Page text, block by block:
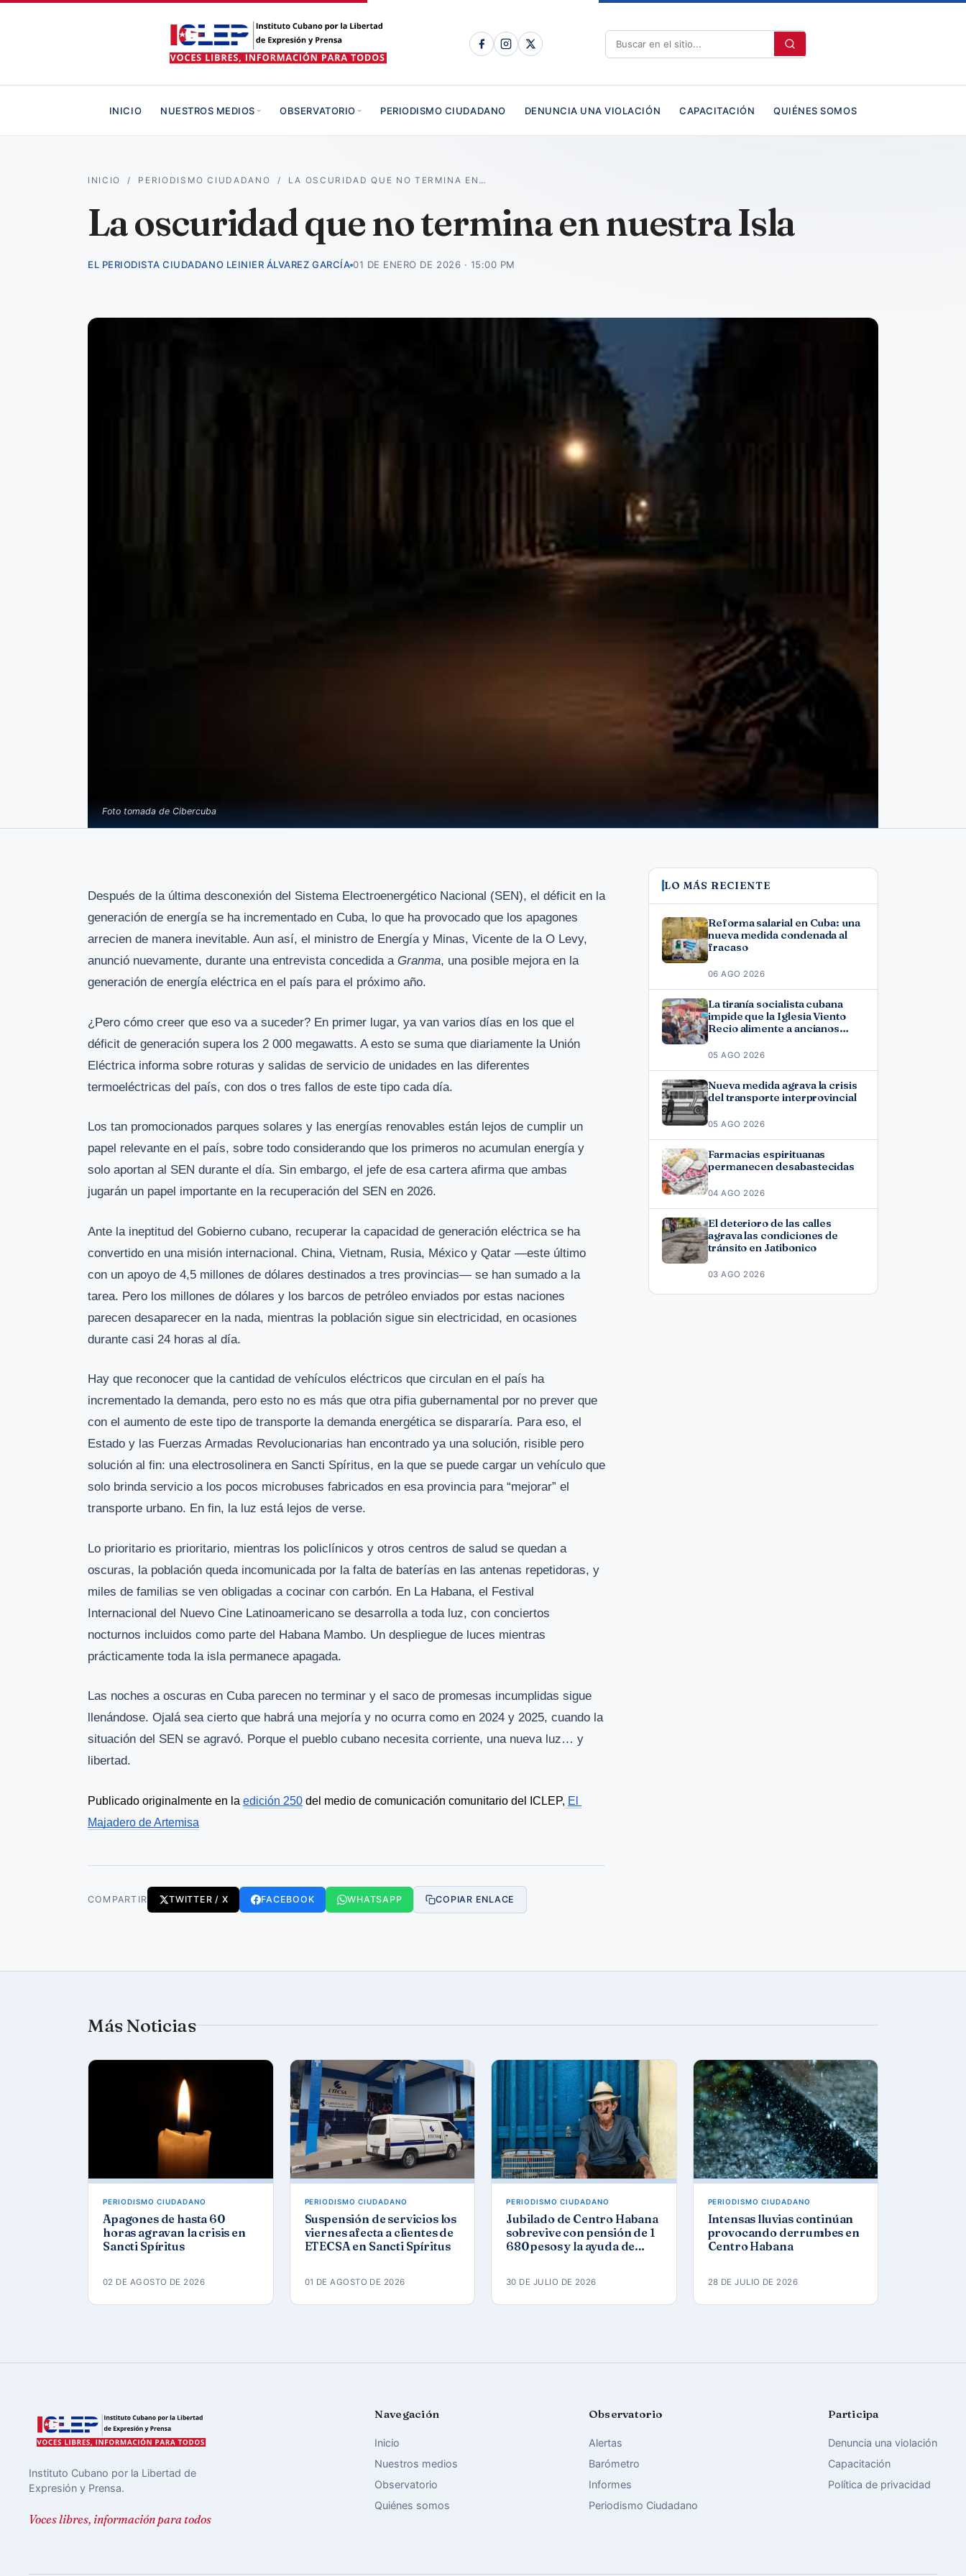
INICIO NUESTROS MEDIOS OBSERVATORIO PERIODISMO CIUDADANO DENUNCIA UNA VIOLACIÓN CAPACITACIÓN QUIÉNES SOMOS
INICIO / PERIODISMO CIUDADANO / LA OSCURIDAD QUE NO TERMINA EN…
La oscuridad que no termina en nuestra Isla
EL PERIODISTA CIUDADANO LEINIER ÁLVAREZ GARCÍA 01 DE ENERO DE 2026 · 15:00 PM
Foto tomada de Cibercuba
Después de la última desconexión del Sistema Electroenergético Nacional (SEN), el déficit en la
generación de energía se ha incrementado en Cuba, lo que ha provocado que los apagones
arrecien de manera inevitable. Aun así, el ministro de Energía y Minas, Vicente de la O Levy,
anunció nuevamente, durante una entrevista concedida a Granma, una posible mejora en la
generación de energía eléctrica en el país para el próximo año.
¿Pero cómo creer que eso va a suceder? En primer lugar, ya van varios días en los que el
déficit de generación supera los 2 000 megawatts. A esto se suma que diariamente la Unión
Eléctrica informa sobre roturas y salidas de servicio de unidades en las diferentes
termoeléctricas del país, con dos o tres fallos de este tipo cada día.
Los tan promocionados parques solares y las energías renovables están lejos de cumplir un
papel relevante en el país, sobre todo considerando que los primeros no acumulan energía y
solo aportan al SEN durante el día. Sin embargo, el jefe de esa cartera afirma que ambas
jugarán un papel importante en la recuperación del SEN en 2026.
Ante la ineptitud del Gobierno cubano, recuperar la capacidad de generación eléctrica se ha
convertido en una misión internacional. China, Vietnam, Rusia, México y Qatar —este último
con un apoyo de 4,5 millones de dólares destinados a tres provincias— se han sumado a la
tarea. Pero los millones de dólares y los barcos de petróleo enviados por estas naciones
parecen desaparecer en la nada, mientras la población sigue sin electricidad, en ocasiones
durante casi 24 horas al día.
Hay que reconocer que la cantidad de vehículos eléctricos que circulan en el país ha
incrementado la demanda, pero esto no es más que otra pifia gubernamental por no prever que
con el aumento de este tipo de transporte la demanda energética se dispararía. Para eso, el
Estado y las Fuerzas Armadas Revolucionarias han encontrado ya una solución, risible pero
solución al fin: una electrosolinera en Sancti Spíritus, en la que se puede cargar un vehículo que
solo brinda servicio a los pocos microbuses fabricados en esa provincia para “mejorar” el
transporte urbano. En fin, la luz está lejos de verse.
Lo prioritario es prioritario, mientras los policlínicos y otros centros de salud se quedan a
oscuras, la población queda incomunicada por la falta de baterías en las antenas repetidoras, y
miles de familias se ven obligadas a cocinar con carbón. En La Habana, el Festival
Internacional del Nuevo Cine Latinoamericano se desarrolla a toda luz, con conciertos
nocturnos incluidos como parte del Habana Mambo. Un despliegue de luces mientras
prácticamente toda la isla permanece apagada.
Las noches a oscuras en Cuba parecen no terminar y el saco de promesas incumplidas sigue
llenándose. Ojalá sea cierto que habrá una mejoría y no ocurra como en 2024 y 2025, cuando la
situación del SEN se agravó. Porque el pueblo cubano necesita corriente, una nueva luz… y
libertad.
Publicado originalmente en la edición 250 del medio de comunicación comunitario del ICLEP, El
Majadero de Artemisa
COMPARTIR TWITTER / X FACEBOOK WHATSAPP COPIAR ENLACE
LO MÁS RECIENTE
Reforma salarial en Cuba: una
nueva medida condenada al
fracaso
06 AGO 2026
La tiranía socialista cubana
impide que la Iglesia Viento
Recio alimente a ancianos
05 AGO 2026
Nueva medida agrava la crisis
del transporte interprovincial
05 AGO 2026
Farmacias espirituanas
permanecen desabastecidas
04 AGO 2026
El deterioro de las calles
agrava las condiciones de
tránsito en Jatibonico
03 AGO 2026
Más Noticias
PERIODISMO CIUDADANO
Apagones de hasta 60
horas agravan la crisis en
Sancti Spíritus
02 DE AGOSTO DE 2026
PERIODISMO CIUDADANO
Suspensión de servicios los
viernes afecta a clientes de
ETECSA en Sancti Spíritus
01 DE AGOSTO DE 2026
PERIODISMO CIUDADANO
Jubilado de Centro Habana
sobrevive con pensión de 1
680 pesos y la ayuda de
30 DE JULIO DE 2026
PERIODISMO CIUDADANO
Intensas lluvias continúan
provocando derrumbes en
Centro Habana
28 DE JULIO DE 2026
Instituto Cubano por la Libertad de
Expresión y Prensa.
Voces libres, información para todos
Navegación
Inicio
Nuestros medios
Observatorio
Quiénes somos
Observatorio
Alertas
Barómetro
Informes
Periodismo Ciudadano
Participa
Denuncia una violación
Capacitación
Política de privacidad